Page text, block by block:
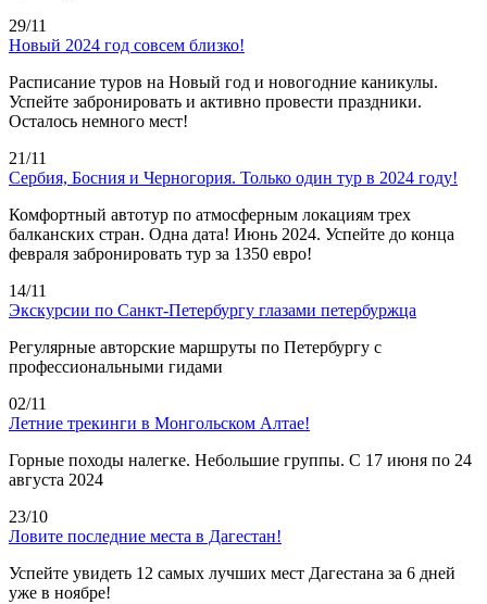
29/11
Новый 2024 год совсем близко!
Расписание туров на Новый год и новогодние каникулы.
Успейте забронировать и активно провести праздники.
Осталось немного мест!
21/11
Сербия, Босния и Черногория. Только один тур в 2024 году!
Комфортный автотур по атмосферным локациям трех
балканских стран. Одна дата! Июнь 2024. Успейте до конца
февраля забронировать тур за 1350 евро!
14/11
Экскурсии по Санкт-Петербургу глазами петербуржца
Регулярные авторские маршруты по Петербургу с
профессиональными гидами
02/11
Летние трекинги в Монгольском Алтае!
Горные походы налегке. Небольшие группы. С 17 июня по 24
августа 2024
23/10
Ловите последние места в Дагестан!
Успейте увидеть 12 самых лучших мест Дагестана за 6 дней
уже в ноябре!